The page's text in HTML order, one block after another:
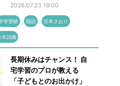
2026.07.23 19:00
学受験 国語 宮本さおり
木詩織
長期休みはチャンス！ 自
宅学習のプロが教える
「子どもとのお出かけ」